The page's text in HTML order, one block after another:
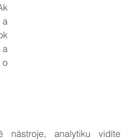
a
o
nástroje, analytiku